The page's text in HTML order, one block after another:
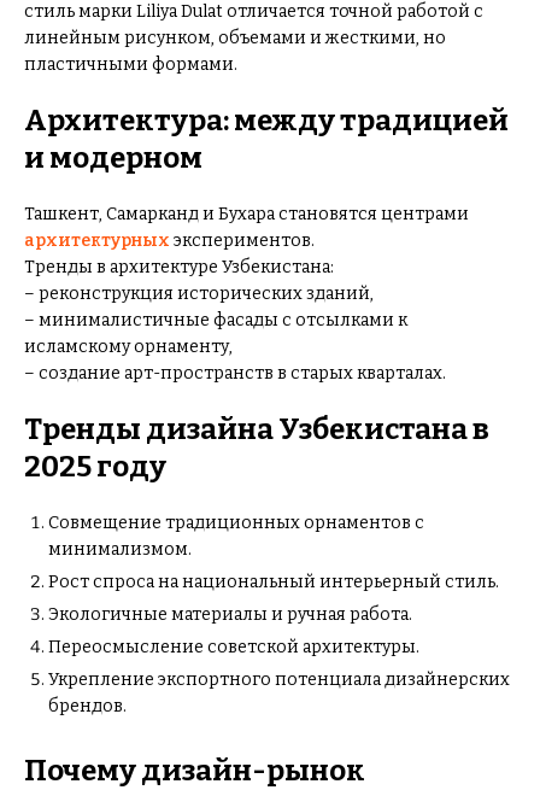
стиль марки Liliya Dulat отличается точной работой с
линейным рисунком, объемами и жесткими, но
пластичными формами.
Архитектура: между традицией
и модерном
Ташкент, Самарканд и Бухара становятся центрами
архитектурных экспериментов.
Тренды в архитектуре Узбекистана:
– реконструкция исторических зданий,
– минималистичные фасады с отсылками к
исламскому орнаменту,
– создание арт-пространств в старых кварталах.
Тренды дизайна Узбекистана в
2025 году
Совмещение традиционных орнаментов с
минимализмом.
Рост спроса на национальный интерьерный стиль.
Экологичные материалы и ручная работа.
Переосмысление советской архитектуры.
Укрепление экспортного потенциала дизайнерских
брендов.
Почему дизайн-рынок